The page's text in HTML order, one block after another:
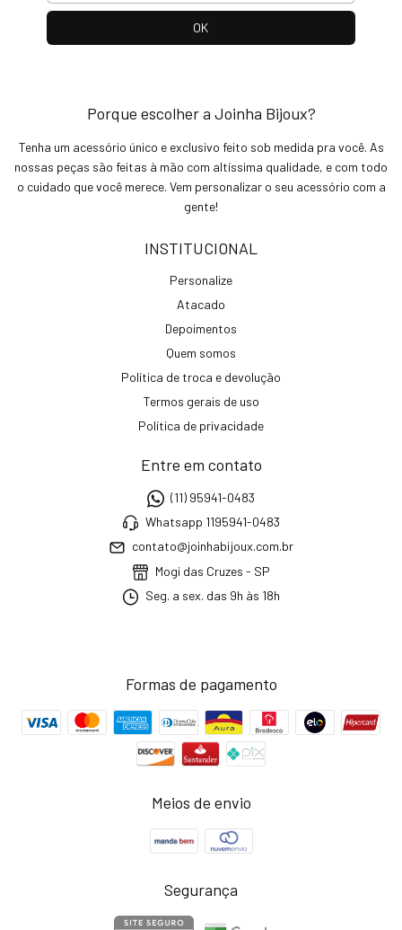
Porque escolher a Joinha Bijoux?
Tenha um acessório único e exclusivo feito sob medida pra você. As
nossas peças são feitas à mão com altíssima qualidade, e com todo
o cuidado que você merece. Vem personalizar o seu acessório com a
gente!
INSTITUCIONAL
Personalize
Atacado
Depoimentos
Quem somos
Política de troca e devolução
Termos gerais de uso
Política de privacidade
Entre em contato
(11) 95941-0483
Whatsapp 1195941-0483
contato@joinhabijoux.com.br
Mogi das Cruzes - SP
Seg. a sex. das 9h às 18h
Formas de pagamento
Meios de envio
Segurança